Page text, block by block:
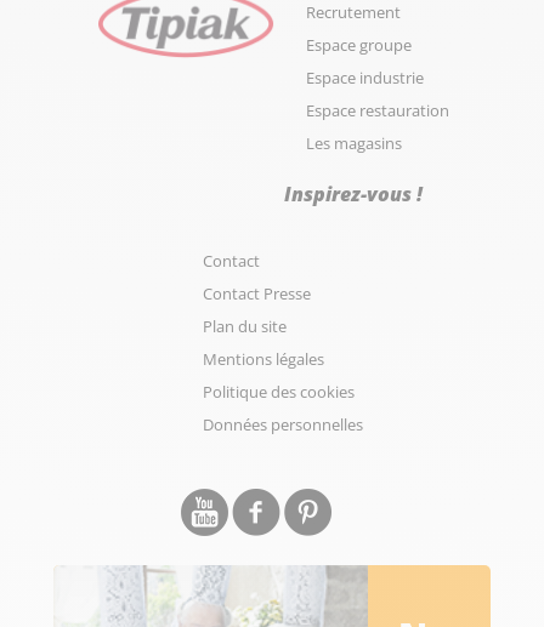
Recrutement
Espace groupe
Espace industrie
Espace restauration
Les magasins
Inspirez-vous !
Contact
Contact Presse
Plan du site
Mentions légales
Politique des cookies
Données personnelles